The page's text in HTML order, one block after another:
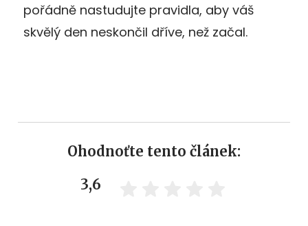
pořádně nastudujte pravidla, aby váš
skvělý den neskončil dříve, než začal.
Ohodnoťte tento článek:
3,6